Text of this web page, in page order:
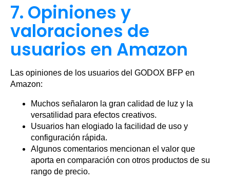
7. Opiniones y
valoraciones de
usuarios en Amazon
Las opiniones de los usuarios del GODOX BFP en
Amazon:
Muchos señalaron la gran calidad de luz y la
versatilidad para efectos creativos.
Usuarios han elogiado la facilidad de uso y
configuración rápida.
Algunos comentarios mencionan el valor que
aporta en comparación con otros productos de su
rango de precio.